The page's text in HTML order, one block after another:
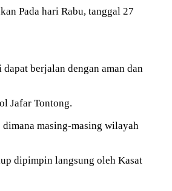
Pada hari Rabu, tanggal 27
berjalan dengan aman dan
Jafar Tontong.
dimana masing-masing wilayah
dipimpin langsung oleh Kasat